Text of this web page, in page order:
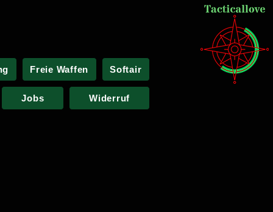
Freie Waffen Softair
Jobs Widerruf